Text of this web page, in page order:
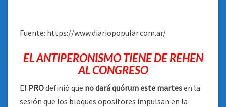
Fuente: https://www.diariopopular.com.ar/
EL ANTIPERONISMO TIENE DE REHEN
AL CONGRESO
El PROdefinió que no dará quórum este martesen la
sesión que los bloques opositores impulsan en la